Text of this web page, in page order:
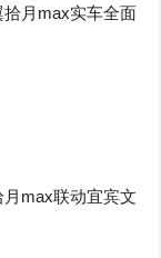
月max实车全面
max联动宜宾文